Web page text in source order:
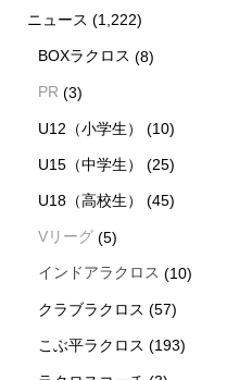
ニュース (1,222)
BOXラクロス (8)
PR (3)
U12（小学生） (10)
U15（中学生） (25)
U18（高校生） (45)
Vリーグ (5)
インドアラクロス (10)
クラブラクロス (57)
こぶ平ラクロス (193)